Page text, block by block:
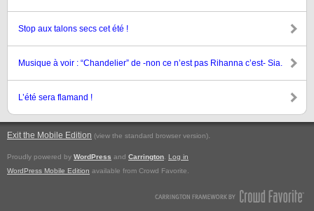
Stop aux talons secs cet été !
Musique à voir : “Chandelier” de -non ce n’est pas Rihanna c’est- Sia.
L’été sera flamand !
Exit the Mobile Edition (view the standard browser version).
Proudly powered by WordPress and Carrington
Log in
WordPress Mobile Edition available from Crowd Favorite.